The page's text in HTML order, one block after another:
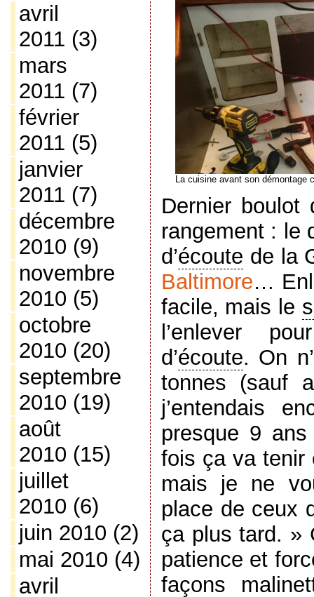
avril
2011 (3)
mars
2011 (7)
février
2011 (5)
janvier
2011 (7)
décembre
2010 (9)
novembre
2010 (5)
octobre
2010 (20)
septembre
2010 (19)
août
2010 (15)
juillet
2010 (6)
juin 2010 (2)
mai 2010 (4)
avril
La cuisine avant son démontage
Dernier boulot
rangement : le
d’écoute de la
Baltimore…
facile, mais le
l’enlever
d’écoute. On
tonnes (sauf
j’entendais
presque 9
fois ça va tenir
mais je ne
place de ceux
ça plus tard. »
patience et
façons